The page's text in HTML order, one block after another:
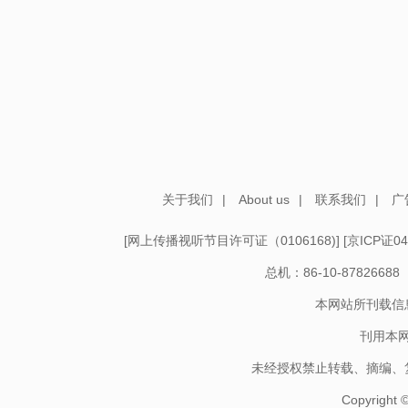
关于我们 | About us | 联系我们 |
[网上传播视听节目许可证（0106168)] [京ICP证
总机：86-10-87826688
本网站所刊载
刊用本
未经授权禁止转载、摘编
Copyright